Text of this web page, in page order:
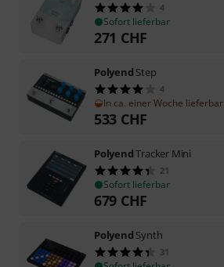
4
Sofort lieferbar
271 CHF
Polyend Step
4
In ca. einer Woche lieferbar
533 CHF
PolyendTracker Mini
21
Sofort lieferbar
679 CHF
Polyend Synth
31